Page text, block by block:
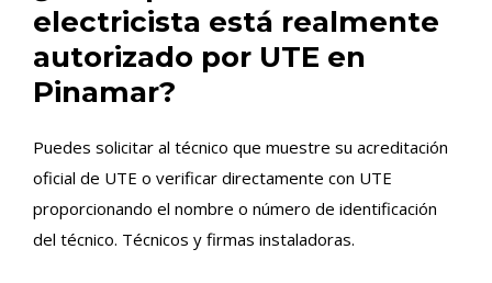
electricista está realmente
autorizado por UTE en
Pinamar?
Puedes solicitar al técnico que muestre su acreditación
oficial de UTE o verificar directamente con UTE
proporcionando el nombre o número de identificación
del técnico. Técnicos y firmas instaladoras.